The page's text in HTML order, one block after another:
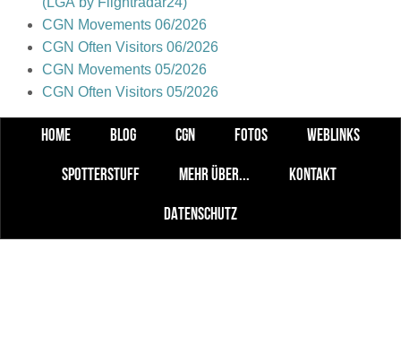
CGN Movements 06/2026
CGN Often Visitors 06/2026
CGN Movements 05/2026
CGN Often Visitors 05/2026
HOME BLOG CGN FOTOS WEBLINKS
SPOTTERSTUFF MEHR ÜBER... KONTAKT
DATENSCHUTZ